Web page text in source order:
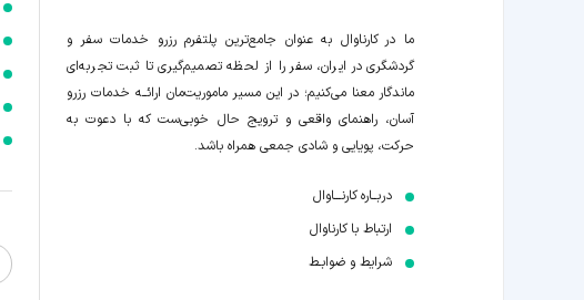
ما در کارناوال به عنوان جامع‌ترین پلتفرم رزرو خدمات سفر و
گردشگری در ایران، سفر را از لحظه‌ تصمیم‌گیری تا ثبت تجربه‌ای
ماندگار معنا می‌کنیم؛ در این مسیر‍ ماموریت‌مان اراﺋــﻪ خدمات رزرو
آسان، راهنمای واقعی و ترویج حال خوبی‌ست که با دعوت به
حرکت، پویایی و شادی جمعی همراه باشد.
دربــاره کارنـــاوال
ارتباط با کارناوال
شرایط و ضوابـط